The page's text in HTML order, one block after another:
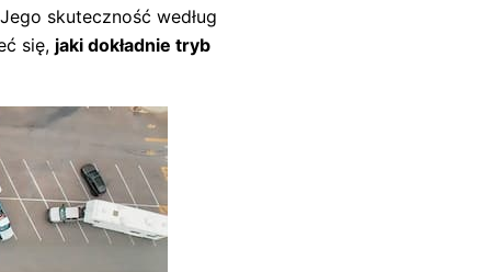
Jego skuteczność według
się, jaki dokładnie tryb